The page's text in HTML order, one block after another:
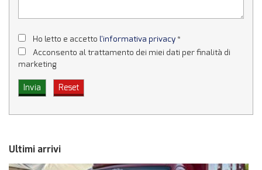
Ho letto e accetto l'informativa privacy*
Acconsento al trattamento dei miei dati per finalità di
marketing
Ultimi arrivi